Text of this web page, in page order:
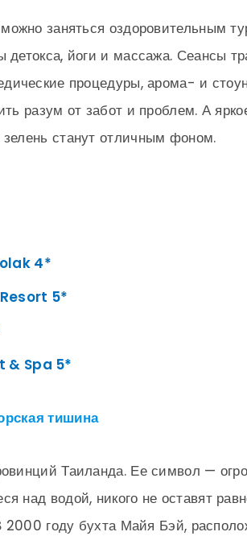
заняться оздоровительным
йоги и массажа. Сеансы
процедуры, арома- и
разум от забот и проблем. А
станут отличным фоном.
4*
5*
& Spa 5*
тишина
Таиланда. Ее символ —
над водой, никого не оставят
2000 году бухта Майя Бэй,